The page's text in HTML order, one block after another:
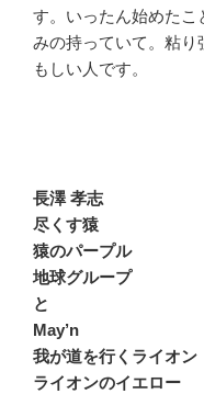
す。いったん始めたこ
みの持っていて。粘
もしい人です。
長澤 孝志
尽くす猿
猿のパープル
地球グループ
と
May’n
我が道を行くライオン
ライオンのイエロー